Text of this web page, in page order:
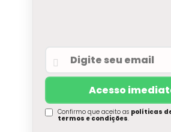
Confirmo que aceito as políticas
termos e condições.